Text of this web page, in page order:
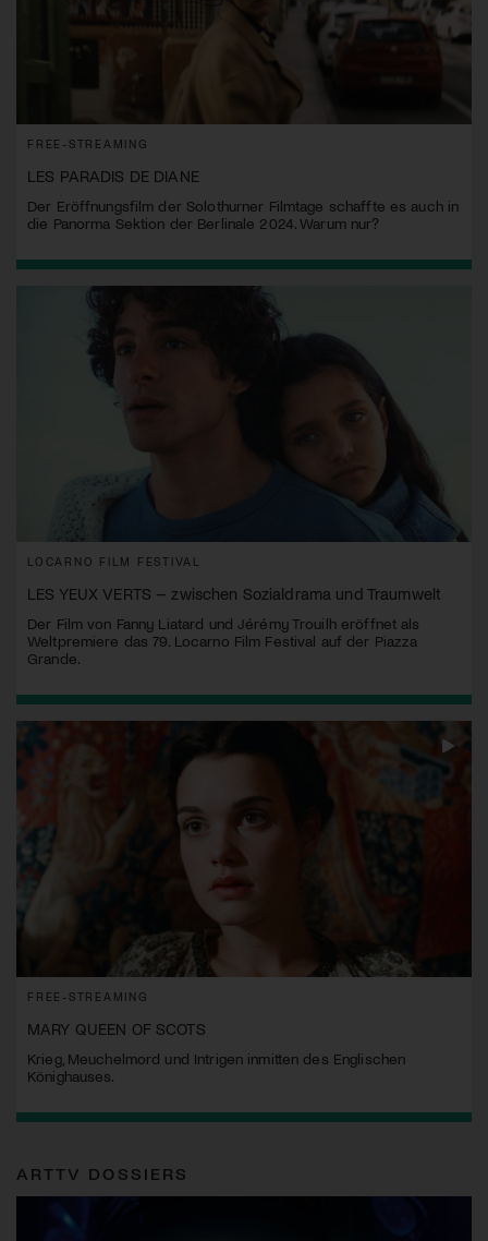
FREE-STREAMING
LES PARADIS DE DIANE
Der Eröffnungsfilm der Solothurner Filmtage schaffte es auch in
die Panorma Sektion der Berlinale 2024. Warum nur?
LOCARNO FILM FESTIVAL
LES YEUX VERTS – zwischen Sozialdrama und Traumwelt
Der Film von Fanny Liatard und Jérémy Trouilh eröffnet als
Weltpremiere das 79. Locarno Film Festival auf der Piazza
Grande.
FREE-STREAMING
MARY QUEEN OF SCOTS
Krieg, Meuchelmord und Intrigen inmitten des Englischen
Könighauses.
ARTTV DOSSIERS